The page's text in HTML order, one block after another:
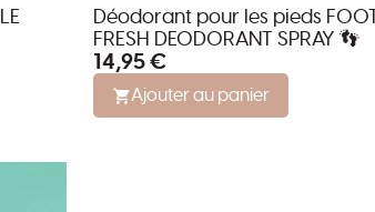
Déodorant pour les pieds FOOT
FRESH DEODORANT SPRAY 👣
14,95 €
Ajouter au panier